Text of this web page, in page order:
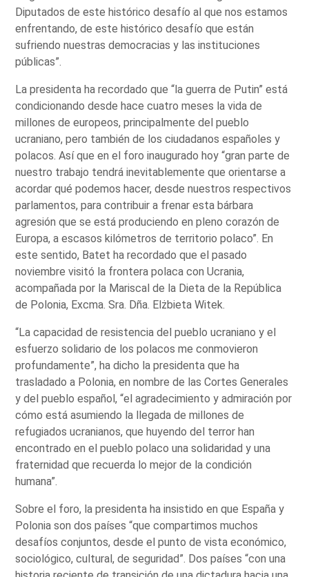
Diputados de este histórico desafío al que nos estamos
enfrentando, de este histórico desafío que están
sufriendo nuestras democracias y las instituciones
públicas”.
La presidenta ha recordado que “la guerra de Putin” está
condicionando desde hace cuatro meses la vida de
millones de europeos, principalmente del pueblo
ucraniano, pero también de los ciudadanos españoles y
polacos. Así que en el foro inaugurado hoy “gran parte de
nuestro trabajo tendrá inevitablemente que orientarse a
acordar qué podemos hacer, desde nuestros respectivos
parlamentos, para contribuir a frenar esta bárbara
agresión que se está produciendo en pleno corazón de
Europa, a escasos kilómetros de territorio polaco”. En
este sentido, Batet ha recordado que el pasado
noviembre visitó la frontera polaca con Ucrania,
acompañada por la Mariscal de la Dieta de la República
de Polonia, Excma. Sra. Dña. Elżbieta Witek.
“La capacidad de resistencia del pueblo ucraniano y el
esfuerzo solidario de los polacos me conmovieron
profundamente”, ha dicho la presidenta que ha
trasladado a Polonia, en nombre de las Cortes Generales
y del pueblo español, “el agradecimiento y admiración por
cómo está asumiendo la llegada de millones de
refugiados ucranianos, que huyendo del terror han
encontrado en el pueblo polaco una solidaridad y una
fraternidad que recuerda lo mejor de la condición
humana”.
Sobre el foro, la presidenta ha insistido en que España y
Polonia son dos países “que compartimos muchos
desafíos conjuntos, desde el punto de vista económico,
sociológico, cultural, de seguridad”. Dos países “con una